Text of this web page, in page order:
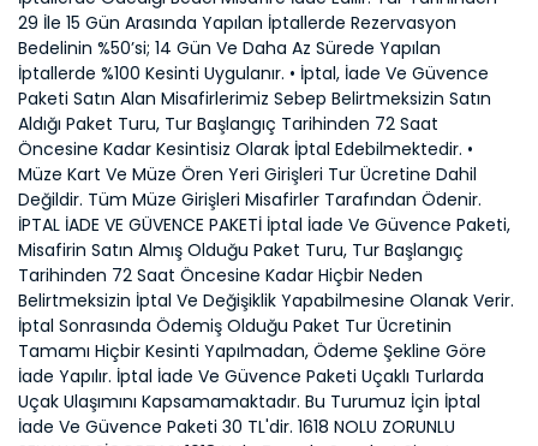
29 İle 15 Gün Arasında Yapılan İptallerde Rezervasyon
Bedelinin %50’si; 14 Gün Ve Daha Az Sürede Yapılan
İptallerde %100 Kesinti Uygulanır. • İptal, İade Ve Güvence
Paketi Satın Alan Misafirlerimiz Sebep Belirtmeksizin Satın
Aldığı Paket Turu, Tur Başlangıç Tarihinden 72 Saat
Öncesine Kadar Kesintisiz Olarak İptal Edebilmektedir. •
Müze Kart Ve Müze Ören Yeri Girişleri Tur Ücretine Dahil
Değildir. Tüm Müze Girişleri Misafirler Tarafından Ödenir.
İPTAL İADE VE GÜVENCE PAKETİ İptal İade Ve Güvence Paketi,
Misafirin Satın Almış Olduğu Paket Turu, Tur Başlangıç
Tarihinden 72 Saat Öncesine Kadar Hiçbir Neden
Belirtmeksizin İptal Ve Değişiklik Yapabilmesine Olanak Verir.
İptal Sonrasında Ödemiş Olduğu Paket Tur Ücretinin
Tamamı Hiçbir Kesinti Yapılmadan, Ödeme Şekline Göre
İade Yapılır. İptal İade Ve Güvence Paketi Uçaklı Turlarda
Uçak Ulaşımını Kapsamamaktadır. Bu Turumuz İçin İptal
İade Ve Güvence Paketi 30 TL'dir. 1618 NOLU ZORUNLU